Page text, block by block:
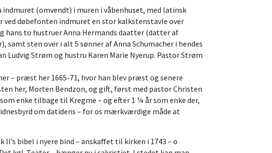
(omvendt) i muren i våbenhuset, med latinsk
døbefonten indmuret en stor kalkstenstavle over
hans to hustruer Anna Hermands daatter (datter af
sten over i alt 5 sønner af Anna Schumacher i hendes
Strøm og hustru Karen Marie Nyerup. Pastor Strøm
– præst her 1665-71, hvor han blev præst og senere
her, Morten Bendzon, og gift, først med pastor Christen
enke tilbage til Kregme – og efter 1 ¼ år som enke der,
om datidens – for os mærkværdige måde at
bibel i nyere bind – anskaffet til kirken i 1743 – o